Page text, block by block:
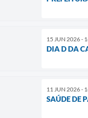
15 JUN 2026 -
DIA D DA
11 JUN 2026 -
SAÚDE DE